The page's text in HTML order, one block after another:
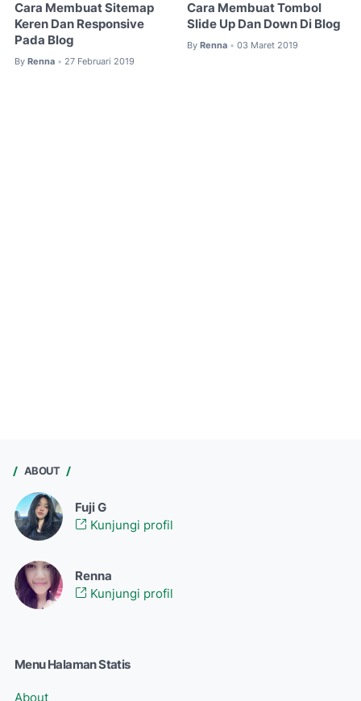
Cara Membuat Sitemap
Keren Dan Responsive
Pada Blog
By Renna • 27 Februari 2019
Cara Membuat Tombol
Slide Up Dan Down Di Blog
By Renna • 03 Maret 2019
ABOUT
Fuji G
Kunjungi profil
Renna
Kunjungi profil
Menu Halaman Statis